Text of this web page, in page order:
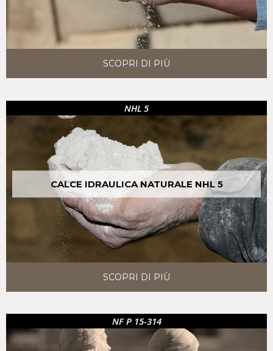
SCOPRI DI PIÙ
NHL 5
CALCE IDRAULICA NATURALE NHL 5
SCOPRI DI PIÙ
NF P 15-314